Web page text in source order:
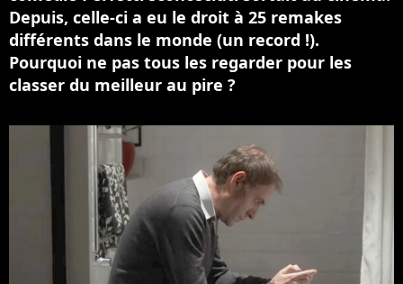
Depuis, celle-ci a eu le droit à 25 remakes
différents dans le monde (un record !).
Pourquoi ne pas tous les regarder pour les
classer du meilleur au pire ?